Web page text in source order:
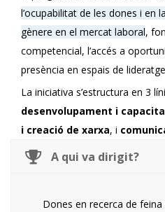
l’ocupabilitat de les dones i en
gènere en el mercat laboral,
competencial, l’accés a
presència en espais de
La iniciativa s’estructura en 3
desenvolupament i
i creació de xarxa, i
A qui va dirigit?
Dones en recerca de